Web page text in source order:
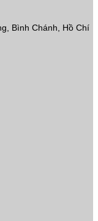
Bình Chánh, Hồ Chí